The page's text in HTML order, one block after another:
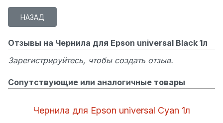
Отзывы на Чернила для Epson universal Black 1л
Зарегистрируйтесь, чтобы создать отзыв.
Сопутствующие или аналогичные товары
Чернила для Epson universal Cyan 1л